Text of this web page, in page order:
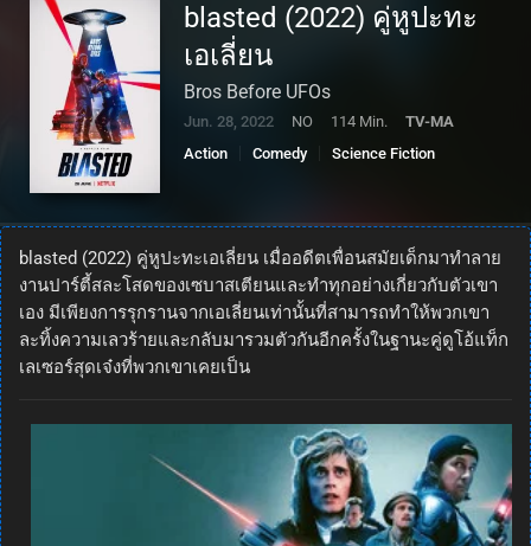
blasted (2022) คู่หูปะทะ
เอเลี่ยน
Bros Before UFOs
Jun. 28, 2022 NO 114 Min.
TV-MA
Action
Comedy Science Fiction
blasted (2022) คู่หูปะทะเอเลี่ยน เมื่ออดีตเพื่อนสมัยเด็กมาทำลาย
งานปาร์ตี้สละโสดของเซบาสเตียนและทำทุกอย่างเกี่ยวกับตัวเขา
เอง มีเพียงการรุกรานจากเอเลี่ยนเท่านั้นที่สามารถทำให้พวกเขา
ละทิ้งความเลวร้ายและกลับมารวมตัวกันอีกครั้งในฐานะคู่ดูโอ้แท็ก
เลเซอร์สุดเจ๋งที่พวกเขาเคยเป็น